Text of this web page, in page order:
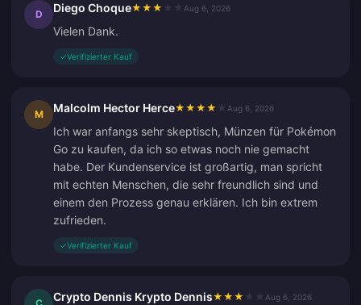
D Diego Choque★ ★ ★ Aug 6, 2026
Vielen Dank.
✓Verifizierter Kauf
M Malcolm Hector Herce★ ★ ★ ★ Aug 6, 2026
Ich war anfangs sehr skeptisch, Münzen für Pokémon
Go zu kaufen, da ich so etwas noch nie gemacht
habe. Der Kundenservice ist großartig, man spricht
mit echten Menschen, die sehr freundlich sind und
einem den Prozess genau erklären. Ich bin extrem
zufrieden.
✓Verifizierter Kauf
Crypto Dennis Krypto Dennis★ ★ ★ Aug 6, 2026